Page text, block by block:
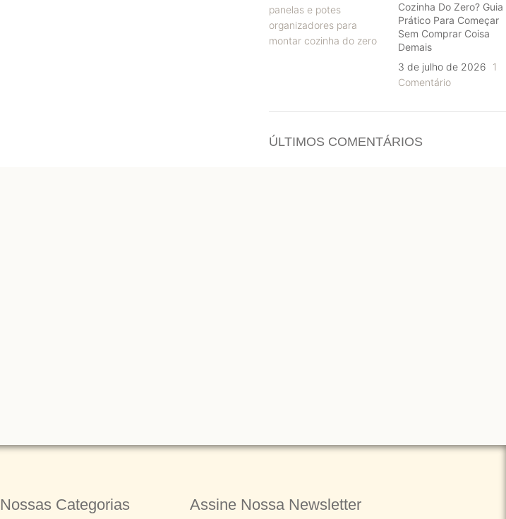
Cozinha Do Zero? Guia
Prático Para Começar
Sem Comprar Coisa
Demais
3 de julho de 2026
1
Comentário
ÚLTIMOS COMENTÁRIOS
Nossas Categorias Assine Nossa Newsletter​